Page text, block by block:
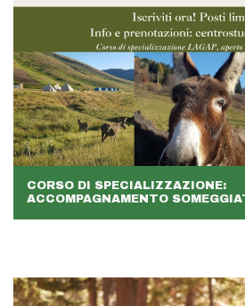
CORSO DI SPECIALIZZAZIONE:
ACCOMPAGNAMENTO